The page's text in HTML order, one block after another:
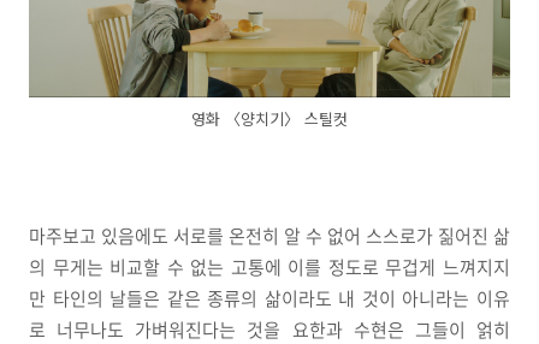
영화 〈양치기〉 스틸컷
마주보고 있음에도 서로를 온전히 알 수 없어 스스로가 짊어진 삶
의 무게는 비교할 수 없는 고통에 이를 정도로 무겁게 느껴지지
만 타인의 날들은 같은 종류의 삶이라도 내 것이 아니라는 이유
로 너무나도 가벼워진다는 것을 요한과 수현은 그들이 얽히